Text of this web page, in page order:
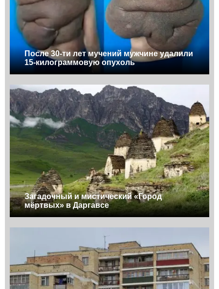
После 30-ти лет мучений мужчине удалили
15-килограммовую опухоль
Загадочный и мистический «Город
мёртвых» в Даргавсе